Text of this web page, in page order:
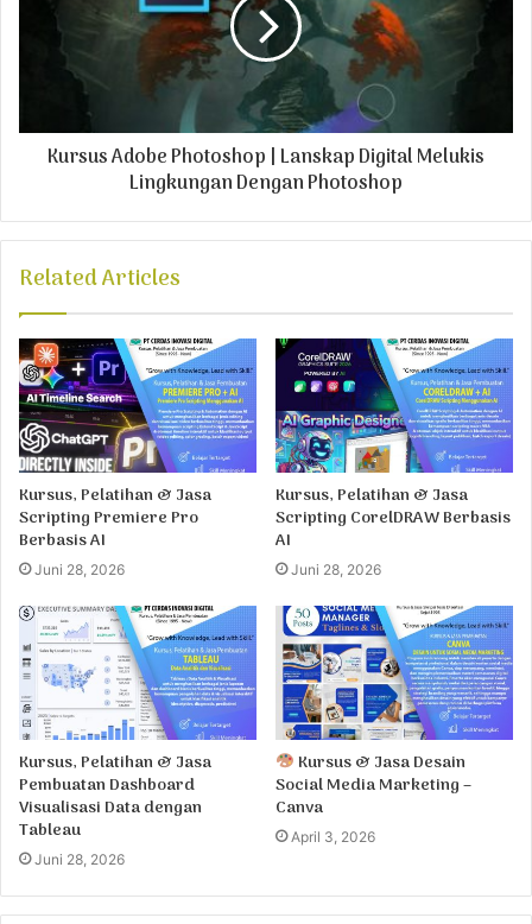
Kursus Adobe Photoshop | Lanskap Digital Melukis
Lingkungan Dengan Photoshop
Related Articles
Kursus, Pelatihan & Jasa
Scripting Premiere Pro
Berbasis AI
Juni 28, 2026
Kursus, Pelatihan & Jasa
Scripting CorelDRAW Berbasis
AI
Juni 28, 2026
Kursus, Pelatihan & Jasa
Pembuatan Dashboard
Visualisasi Data dengan
Tableau
Juni 28, 2026
Kursus & Jasa Desain
Social Media Marketing –
Canva
April 3, 2026